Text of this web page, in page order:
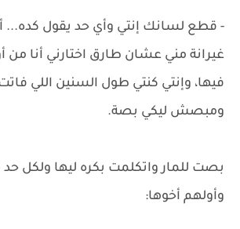
- قطع لسانك إنتي وأي حد يقول كده...
غيرانة مني عشان طارق اختارني أنا من
فيها، وإنتي كنتي طول السنين اللي
ومبصش ليكي بصة.
بصت للمار واتكلمت بكره ليها ولكل حد
وأولهم أخوها: